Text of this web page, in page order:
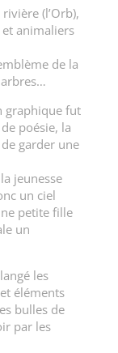
(l’Orb),
et animaliers
de la
graphique fut
poésie, la
garder une
jeunesse
un ciel
petite fille
un
les
éléments
bulles de
par les